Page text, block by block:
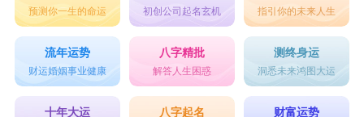
向，结婚是很早的。
双鱼座
：26岁
双鱼座对婚姻的幻想，属于早婚型，20岁时结
婚运就上升，只有经过了岁月的打磨，视婚姻为麻
预测你一生的命运 初创公司起名玄机 指引你的未来人生
流年运势
财运婚姻事业健康
八字精批
解答人生困惑
测终身运
洞悉未来鸿图大运
十年大运 八字起名 财富运势